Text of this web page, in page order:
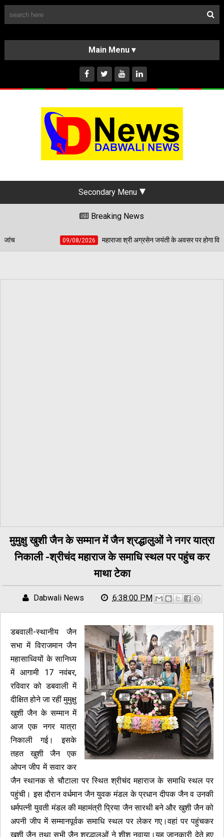
HOME
ABOUT US
INSTAGRAM
Secondary Menu
Breaking News
महाराजा श्री अग्रसेन जयंती के अवसर पर होगा विशाल जागरण - संस्था के नए सदस्यों में
मुमुक्षु खुशी जैन के सम्मान में जैन श्रद्धालुओं ने नगर यात्रा
निकाली -श्रीचंद महाराज के समाधि स्थल पर पहुंच कर
माथा टेका
Dabwali News 6:38:00 PM
डबवाली-स्थानीय जैन
सभा में विराजमान जैन
महासाध्वियों के सानिध्य
में आगामी 17 नवंबर,
रविवार को डबवाली में
दीक्षित होने जा रहीं मुमुक्षु
खुशी जैन के सम्मान में
आज एक नगर यात्रा
निकाली गई। इसके
तहत खुशी जैन एक
ओपन जीप में सवार कर
जैन स्थानक से चौटाला पर स्थित श्रीचंद महाराज के समाधि स्थल पर
पहुंची। इस दौरान वर्धमान जैन युवक मंडल के प्रधान दीपक जैन व उनकी
धर्मपत्नी युवती मंडल की महामंत्री प्रिया जैन सारथी बने और खुशी जैन को
अपनी जीप में सम्मानपूर्वक समाधि स्थल पर लेकर गए।वहां पर पहुंचकर
खुशी जैन तथा सभी जैन श्रद्धालुओं ने शीश नवाया।यह जानकारी देते हुए